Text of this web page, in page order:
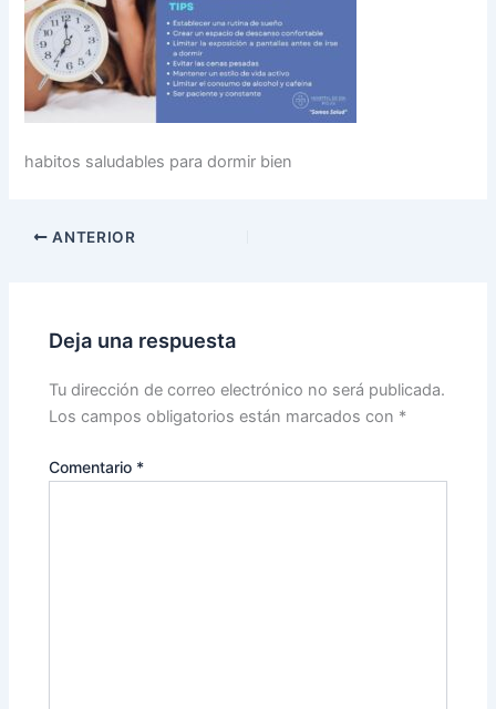
habitos saludables para dormir bien
ANTERIOR
Deja una respuesta
Tu dirección de correo electrónico no será publicada.
Los campos obligatorios están marcados con *
Comentario *